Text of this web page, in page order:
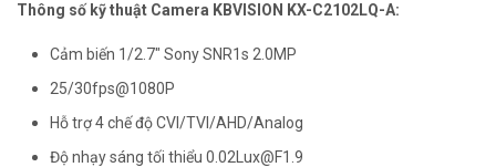
Thông số kỹ thuật Camera KBVISION KX-C2102LQ-A:
Cảm biến 1/2.7″ Sony SNR1s 2.0MP
25/30fps@1080P
Hỗ trợ 4 chế độ CVI/TVI/AHD/Analog
Độ nhạy sáng tối thiểu 0.02Lux@F1.9